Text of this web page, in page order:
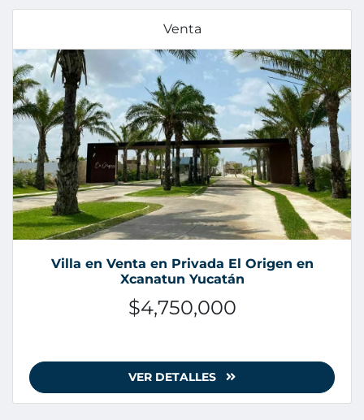
Venta
Villa en Venta en Privada El Origen en
Xcanatun Yucatán
$4,750,000
VER DETALLES